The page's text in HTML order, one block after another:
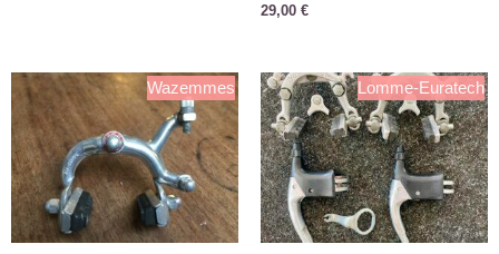
29,00 €
Wazemmes Lomme-Euratech